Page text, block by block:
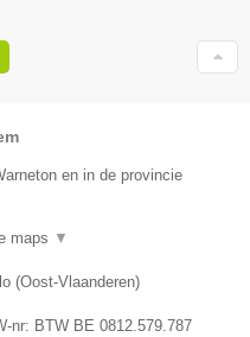
en in de provincie
maps ▼
(Oost-Vlaanderen)
nr: BTW BE 0812.579.787